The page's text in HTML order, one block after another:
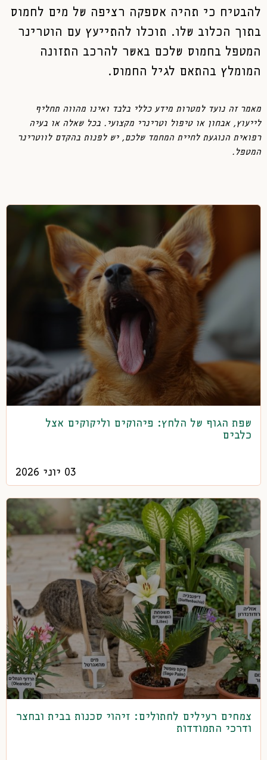
להבטיח כי תהיה אספקה רציפה של מים לחמוס
בתוך הכלוב שלו. תוכלו להתייעץ עם הוטרינר
המטפל בחמוס שלכם באשר להרכב התזונה
המומלץ בהתאם לגיל החמוס.
מאמר זה נועד למטרות מידע כללי בלבד ואינו מהווה תחליף
לייעוץ, אבחון או טיפול וטרינרי מקצועי. בכל שאלה או בעיה
רפואית הנוגעת לחיית המחמד שלכם, יש לפנות בהקדם לווטרינר
המטפל.
שפת הגוף של הלחץ: פיהוקים וליקוקים אצל
כלבים
03 יוני 2026
צמחים רעילים לחתולים: זיהוי סכנות בבית ובחצר
ודרכי התמודדות